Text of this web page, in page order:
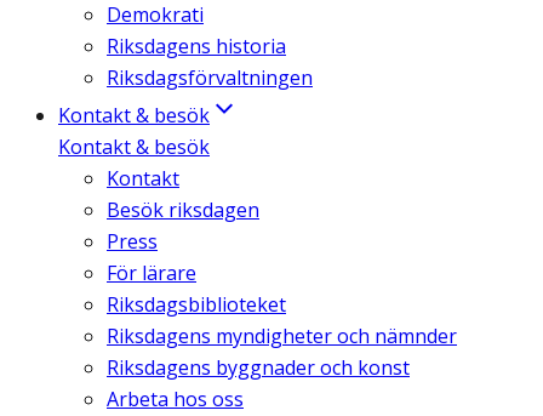
Demokrati
Riksdagens historia
Riksdagsförvaltningen
Kontakt & besök
Kontakt & besök
Kontakt
Besök riksdagen
Press
För lärare
Riksdagsbiblioteket
Riksdagens myndigheter och nämnder
Riksdagens byggnader och konst
Arbeta hos oss